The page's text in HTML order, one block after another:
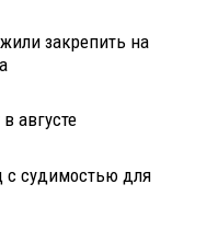
закрепить на
августе
с судимостью для